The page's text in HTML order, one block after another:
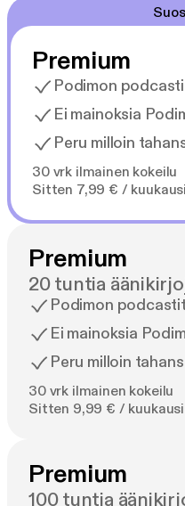
Premium
Podimon
Ei mainoksia
Peru milloin
30 vrk ilmainen kokeilu
Sitten 7,99 € / kuukausi
Premium
20 tuntia
Podimon podcastit
Ei mainoksia
Peru milloin
30 vrk ilmainen kokeilu
Sitten 9,99 € / kuukausi
Premium
100 tuntia